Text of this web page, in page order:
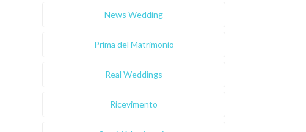
News Wedding
Prima del Matrimonio
Real Weddings
Ricevimento